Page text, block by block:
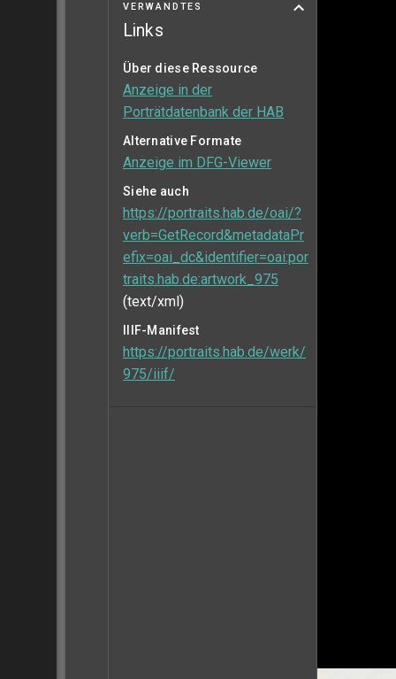
VERWANDTES
Links
Über diese Ressource
Anzeige in der
Porträtdatenbank der HAB
Alternative Formate
Anzeige im DFG-Viewer
Siehe auch
https://portraits.hab.de/oai/?
verb=GetRecord&metadataPr
efix=oai_dc&identifier=oai:por
traits.hab.de:artwork_975
(text/xml)
IIIF-Manifest
https://portraits.hab.de/werk/
975/iiif/